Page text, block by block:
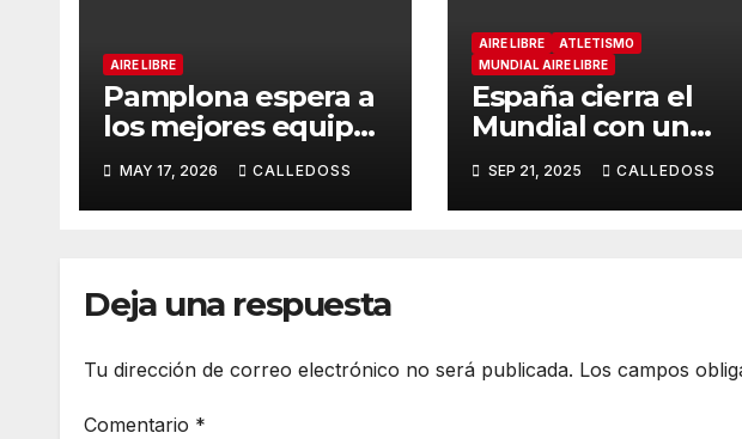
AIRE LIBRE
Pamplona espera a
los mejores equipos
Iberdrola
MAY 17, 2026 CALLEDOSS
AIRE LIBRE
ATLETISMO
MUNDIAL AIRE LIBRE
España cierra el
Mundial con un
relevos
SEP 21, 2025 CALLEDOSS
Deja una respuesta
Tu dirección de correo electrónico no será publicada. Los campos
Comentario *